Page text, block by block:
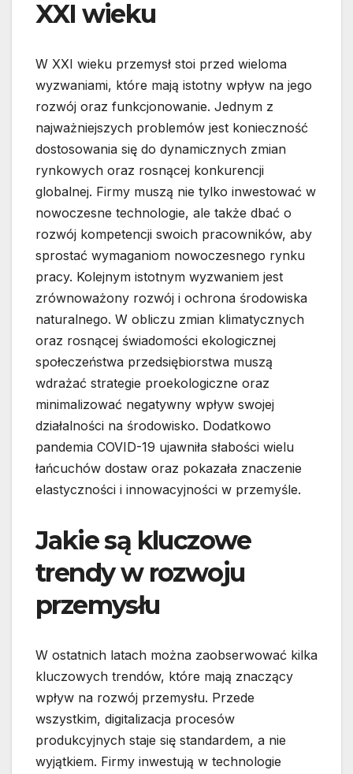
XXI wieku
W XXI wieku przemysł stoi przed wieloma
wyzwaniami, które mają istotny wpływ na jego
rozwój oraz funkcjonowanie. Jednym z
najważniejszych problemów jest konieczność
dostosowania się do dynamicznych zmian
rynkowych oraz rosnącej konkurencji
globalnej. Firmy muszą nie tylko inwestować w
nowoczesne technologie, ale także dbać o
rozwój kompetencji swoich pracowników, aby
sprostać wymaganiom nowoczesnego rynku
pracy. Kolejnym istotnym wyzwaniem jest
zrównoważony rozwój i ochrona środowiska
naturalnego. W obliczu zmian klimatycznych
oraz rosnącej świadomości ekologicznej
społeczeństwa przedsiębiorstwa muszą
wdrażać strategie proekologiczne oraz
minimalizować negatywny wpływ swojej
działalności na środowisko. Dodatkowo
pandemia COVID-19 ujawniła słabości wielu
łańcuchów dostaw oraz pokazała znaczenie
elastyczności i innowacyjności w przemyśle.
Jakie są kluczowe
trendy w rozwoju
przemysłu
W ostatnich latach można zaobserwować kilka
kluczowych trendów, które mają znaczący
wpływ na rozwój przemysłu. Przede
wszystkim, digitalizacja procesów
produkcyjnych staje się standardem, a nie
wyjątkiem. Firmy inwestują w technologie